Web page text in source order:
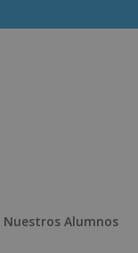
Nuestros Alumnos